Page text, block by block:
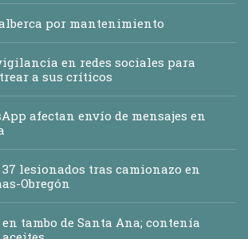
por mantenimiento
en redes sociales para
a sus críticos
afectan envío de mensajes en
lesionados tras camionazo en
Obregón
tambo de Santa Ana; contenía